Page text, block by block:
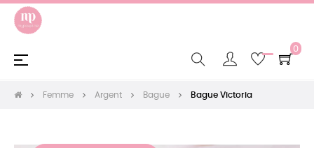
0
Basculer
☰
Femme Argent Bague Bague Victoria